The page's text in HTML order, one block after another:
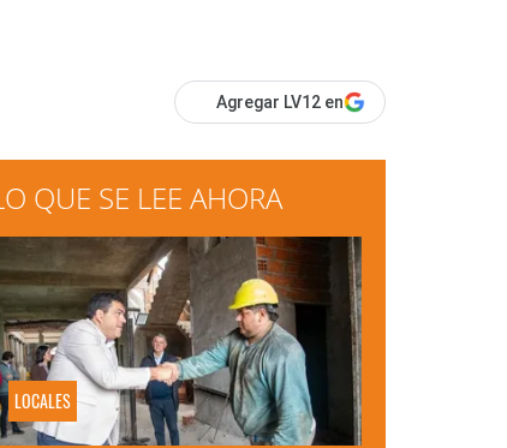
Agregar LV12 en
QUE SE LEE AHORA
LOCALES